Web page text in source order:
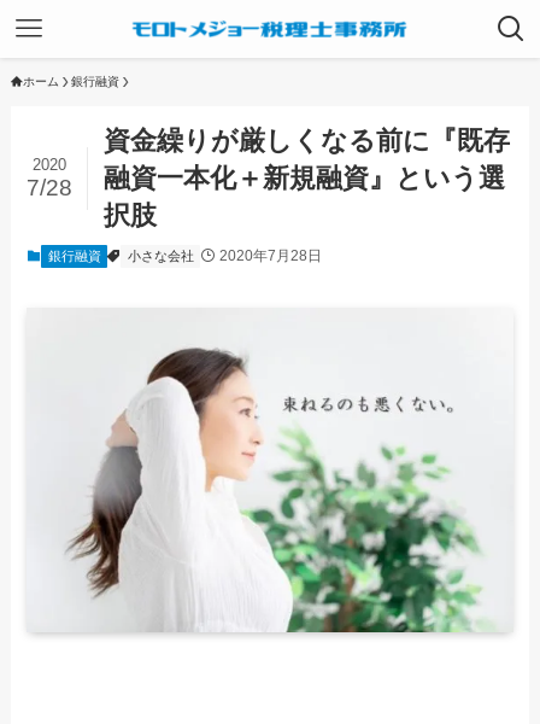
ホーム 銀行融資
資金繰りが厳しくなる前に『既存
融資一本化＋新規融資』という選
択肢
2020
7/28
銀行融資 小さな会社 2020年7月28日